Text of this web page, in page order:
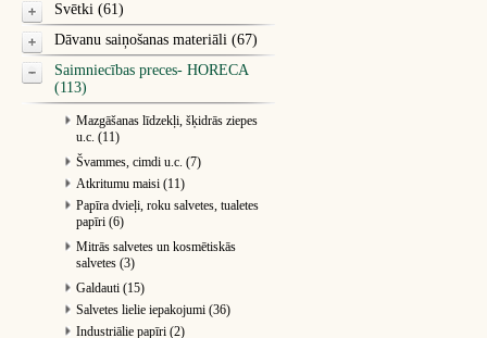
Svētki (61)
Dāvanu saiņošanas materiāli (67)
Saimniecības preces- HORECA
(113)
Mazgāšanas līdzekļi, šķidrās ziepes
u.c. (11)
Švammes, cimdi u.c. (7)
Atkritumu maisi (11)
Papīra dvieļi, roku salvetes, tualetes
papīri (6)
Mitrās salvetes un kosmētiskās
salvetes (3)
Galdauti (15)
Salvetes lielie iepakojumi (36)
Industriālie papīri (2)